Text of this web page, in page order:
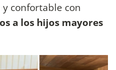
confortable con
a los hijos mayores